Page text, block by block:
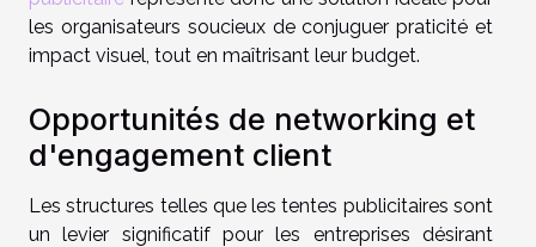
les organisateurs soucieux de conjuguer praticité et
impact visuel, tout en maîtrisant leur budget.
Opportunités de networking et
d'engagement client
Les structures telles que les tentes publicitaires sont
un levier significatif pour les entreprises désirant